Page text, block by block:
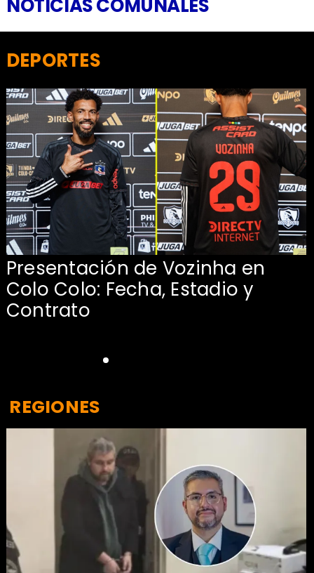
NOTICIAS COMUNALES
Presentación de Vozinha en
Colo Colo: Fecha, Estadio y
Contrato
DEPORTES
REGIONES